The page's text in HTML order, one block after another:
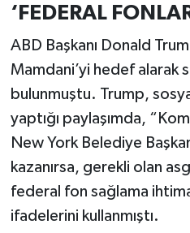
‘FEDERAL
ABD Başkanı Donald
Mamdani’yi hedef alarak
bulunmuştu. Trump,
yaptığı paylaşımda,
New York Belediye
kazanırsa, gerekli olan
federal fon sağlama
ifadelerini kullanmıştı.